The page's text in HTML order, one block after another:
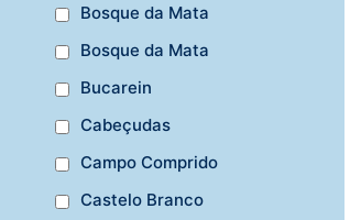
Bosque da Mata
Bosque da Mata
Bucarein
Cabeçudas
Campo Comprido
Castelo Branco